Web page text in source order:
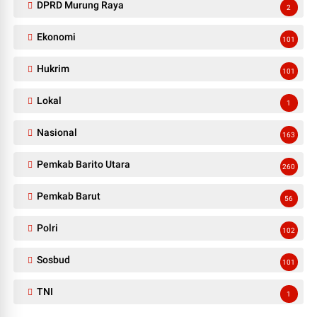
DPRD Murung Raya 2
Ekonomi 101
Hukrim 101
Lokal 1
Nasional 163
Pemkab Barito Utara 260
Pemkab Barut 56
Polri 102
Sosbud 101
TNI 1